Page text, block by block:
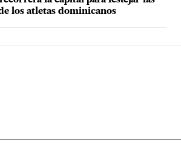
los atletas dominicanos